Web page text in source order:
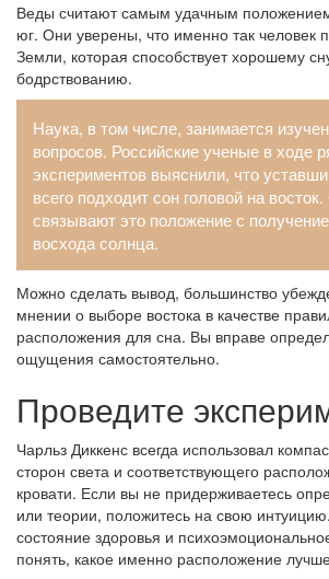
Веды считают самым удачным
юг. Они уверены, что именно так человек
Земли, которая способствует хорошему
бодрствованию.
Наука, в том числе, занимается
вопросов. Российские ученые в ходе
экспериментов выяснили, что
всего подходит сон головой на
связывают это положение с
восхода солнца.
Можно сделать вывод, большинство
мнении о выборе востока в качестве
расположения для сна. Вы вправе
ощущения самостоятельно.
Проведите
Чарльз Диккенс всегда использовал
сторон света и соответствующего
кровати. Если вы не придерживаетесь
или теории, положитесь на свою
состояние здоровья и
понять, какое именно расположение